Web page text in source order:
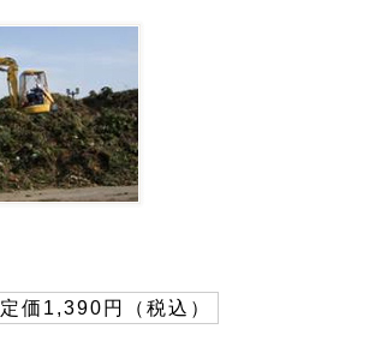
定価1,390円（税込）